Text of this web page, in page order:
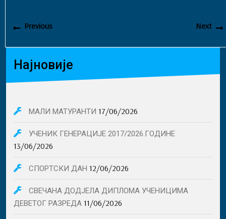
bo se
er
Кретање
чланка
PreviousPrevious
Next
Најновије
МАЛИ МАТУРАНТИ 17/06/2026
УЧЕНИК ГЕНЕРАЦИЈЕ 2017/2026.ГОДИНЕ
13/06/2026
СПОРТСКИ ДАН 12/06/2026
СВЕЧАНА ДОДЈЕЛА ДИПЛОМА УЧЕНИЦИМА
ДЕВЕТОГ РАЗРЕДА 11/06/2026